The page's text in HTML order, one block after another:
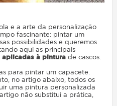
e a arte da personalização
fascinante: pintar um
possibilidades e queremos
aqui as principais
à pintura de cascos.
para pintar um capacete.
no artigo abaixo, todos os
uma pintura personalizada
não substitui a prática,